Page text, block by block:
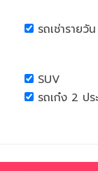
รถเช่ารายวัน
SUV
รถเก๋ง 2 ปร